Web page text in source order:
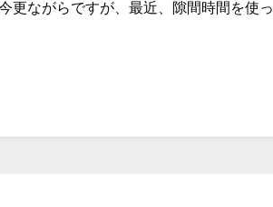
更ながらですが、最近、隙間時間を使っ